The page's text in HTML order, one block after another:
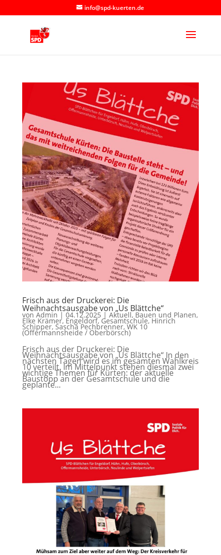
info@spd-kuerten.de
Frisch aus der Druckerei: Die
Weihnachtsausgabe von „Us Blättche“
von Admin | 04.12.2025 | Aktuell, Bauen und Planen,
Elke Krämer, Engeldorf, Gesamtschule, Hinrich
Schipper, Sascha Pechbrenner, WK 10
(Offermannsheide / Oberbörsch)
Frisch aus der Druckerei: Die
Weihnachtsausgabe von „Us Blättche“ In den
nächsten Tagen wird es im gesamten Wahlkreis
10 verteilt. Im Mittelpunkt stehen diesmal zwei
wichtige Themen für Kürten: der aktuelle
Baustopp an der Gesamtschule und die
geplante...